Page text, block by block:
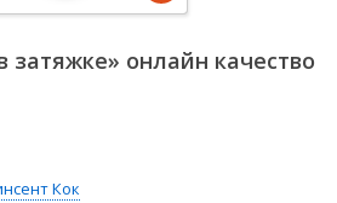
онлайн качество
Кок